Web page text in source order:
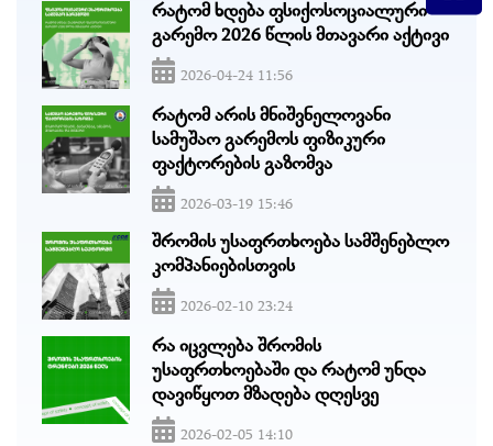
რატომ ხდება ფსიქოსოციალური
გარემო 2026 წლის მთავარი აქტივი
2026-04-24 11:56
რატომ არის მნიშვნელოვანი
სამუშაო გარემოს ფიზიკური
ფაქტორების გაზომვა
2026-03-19 15:46
შრომის უსაფრთხოება სამშენებლო
კომპანიებისთვის
2026-02-10 23:24
რა იცვლება შრომის
უსაფრთხოებაში და რატომ უნდა
დავიწყოთ მზადება დღესვე
2026-02-05 14:10